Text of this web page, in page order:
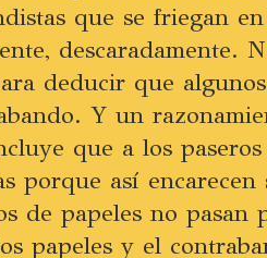
que se friegan
descaradamente.
deducir que
Y un
que a los
porque así
de papeles no pasan
papeles y el